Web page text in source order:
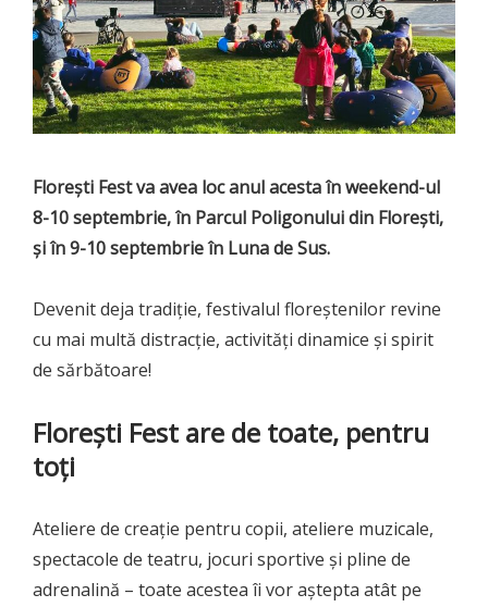
Florești Fest va avea loc anul acesta în weekend-ul
8-10 septembrie, în Parcul Poligonului din Florești,
și în 9-10 septembrie în Luna de Sus.
Devenit deja tradiție, festivalul floreștenilor revine
cu mai multă distracție, activități dinamice și spirit
de sărbătoare!
Florești Fest are de toate, pentru
toți
Ateliere de creație pentru copii, ateliere muzicale,
spectacole de teatru, jocuri sportive și pline de
adrenalină – toate acestea îi vor aștepta atât pe